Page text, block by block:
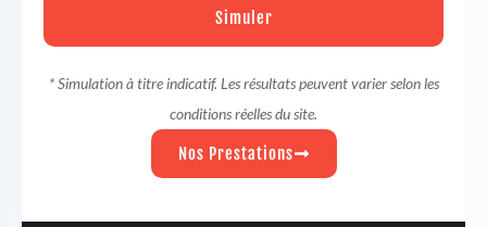
Simuler
* Simulation à titre indicatif. Les résultats peuvent varier selon les
conditions réelles du site.
Nos Prestations